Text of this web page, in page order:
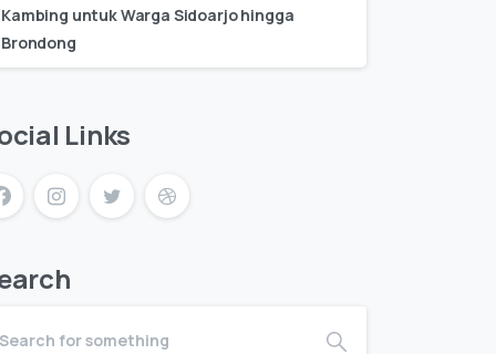
Kambing untuk Warga Sidoarjo hingga
Brondong
Links